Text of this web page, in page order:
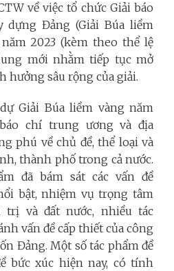
về việc tổ chức Giải báo
dựng Đảng (Giải Búa liềm
2023 (kèm theo thể lệ
mới nhằm tiếp tục mở
hưởng sâu rộng của giải.
Giải Búa liềm vàng năm
chí trung ương và địa
phú về chủ đề, thể loại và
thành phố trong cả nước.
đã bám sát các vấn đề
bật, nhiệm vụ trọng tâm
trị và đất nước, nhiều tác
vấn đề cấp thiết của công
Đảng. Một số tác phẩm đề
bức xúc hiện nay, có tính